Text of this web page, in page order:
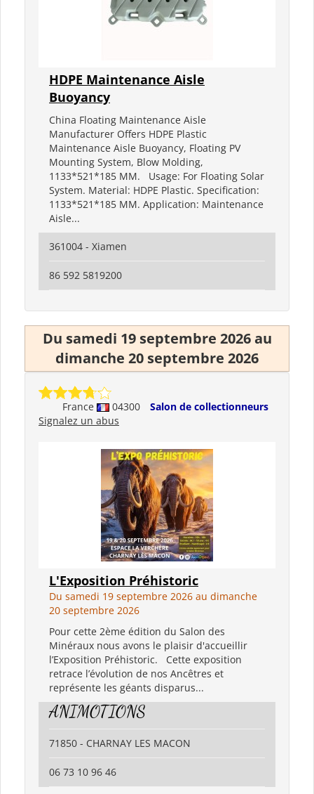
HDPE Maintenance Aisle
Buoyancy
China Floating Maintenance Aisle
Manufacturer Offers HDPE Plastic
Maintenance Aisle Buoyancy, Floating PV
Mounting System, Blow Molding,
1133*521*185 MM. Usage: For Floating Solar
System. Material: HDPE Plastic. Specification:
1133*521*185 MM. Application: Maintenance
Aisle...
361004 - Xiamen
86 592 5819200
Du samedi 19 septembre 2026 au
dimanche 20 septembre 2026
France 04300
Salon de collectionneurs
Signalez un abus
L'Exposition Préhistoric
Du samedi 19 septembre 2026 au dimanche
20 septembre 2026
Pour cette 2ème édition du Salon des
Minéraux nous avons le plaisir d'accueillir
l’Exposition Préhistoric. Cette exposition
retrace l’évolution de nos Ancêtres et
représente les géants disparus...
ANIMOTIONS
71850 - CHARNAY LES MACON
06 73 10 96 46